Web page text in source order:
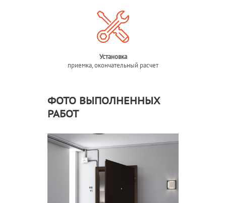
Установка
приемка, окончательный расчет
ФОТО ВЫПОЛНЕННЫХ
РАБОТ